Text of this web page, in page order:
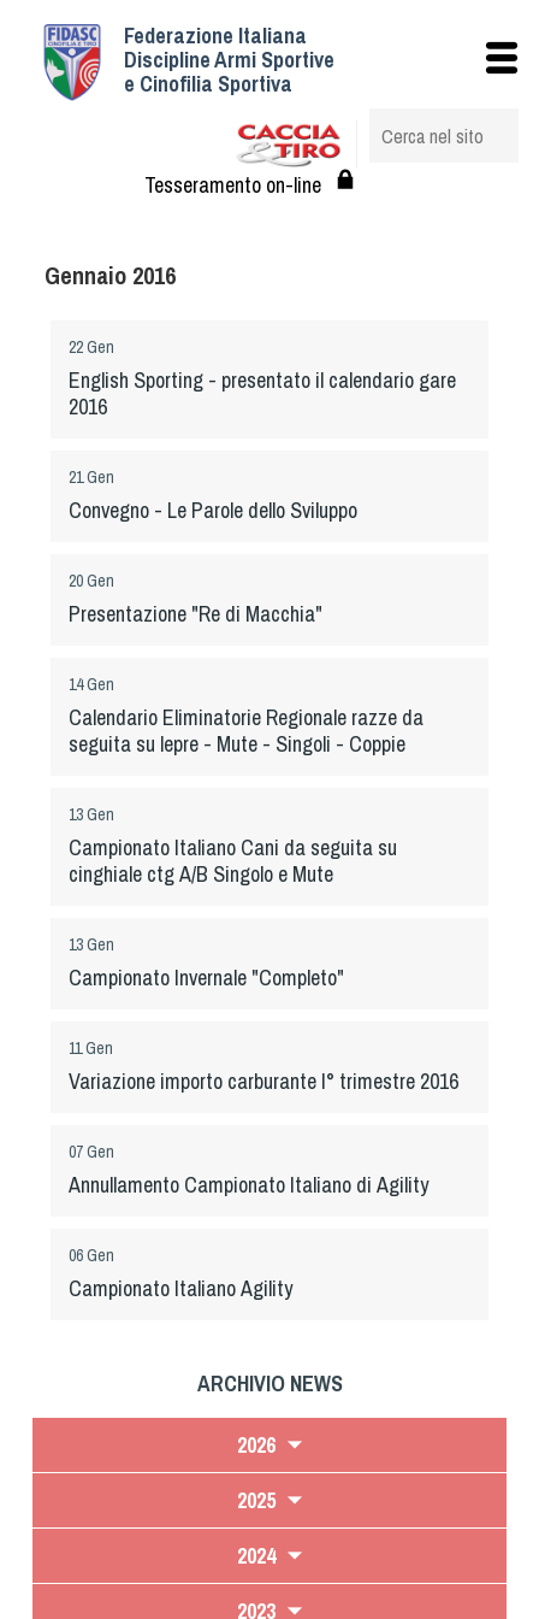
Federazione Italiana
Discipline Armi Sportive
e Cinofilia Sportiva
Tesseramento on-line
Gennaio 2016
22 Gen
English Sporting - presentato il calendario gare
2016
21 Gen
Convegno - Le Parole dello Sviluppo
20 Gen
Presentazione "Re di Macchia"
14 Gen
Calendario Eliminatorie Regionale razze da
seguita su lepre - Mute - Singoli - Coppie
13 Gen
Campionato Italiano Cani da seguita su
cinghiale ctg A/B Singolo e Mute
13 Gen
Campionato Invernale "Completo"
11 Gen
Variazione importo carburante I° trimestre 2016
07 Gen
Annullamento Campionato Italiano di Agility
06 Gen
Campionato Italiano Agility
ARCHIVIO NEWS
2026
2025
2024
2023
Istituzionale
Struttura
Albo Veterinari federali
Tesserati
Scuole Federali
Formazione
Calendario Manifestazioni
Albo Atleti Cinofili
Tiro di Campagna
Tiro a Palla
Paintball
Agility
DiscDog
Dog Balance